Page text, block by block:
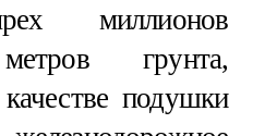
миллионов
грунта,
подушки